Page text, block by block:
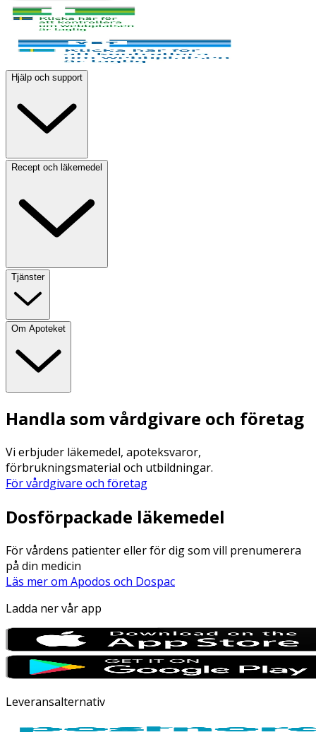
Hjälp och support
Recept och läkemedel
Tjänster
Om Apoteket
Handla som vårdgivare och företag
Vi erbjuder läkemedel, apoteksvaror,
förbrukningsmaterial och utbildningar.
För vårdgivare och företag
Dosförpackade läkemedel
För vårdens patienter eller för dig som vill prenumerera
på din medicin
Läs mer om Apodos och Dospac
Ladda ner vår app
Leveransalternativ